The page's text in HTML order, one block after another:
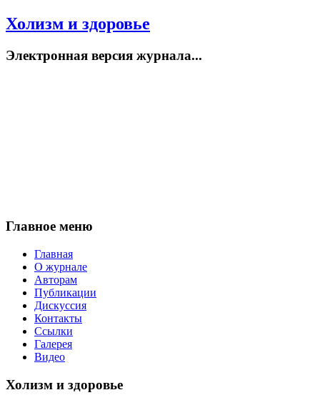
Холизм и здоровье
Электронная версия журнала...
Главное меню
Главная
О журнале
Авторам
Публикации
Дискуссия
Контакты
Ссылки
Галерея
Видео
Холизм и здоровье